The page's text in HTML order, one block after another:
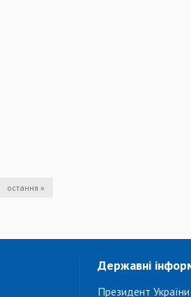
остання »
Державні
Президент України